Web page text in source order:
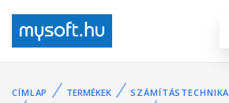
CÍMLAP TERMÉKEK SZÁMÍTÁSTECHNIKA